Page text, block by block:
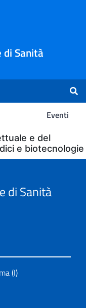
Sanità
Eventi
e del
e biotecnologie
di Sanità
(I)